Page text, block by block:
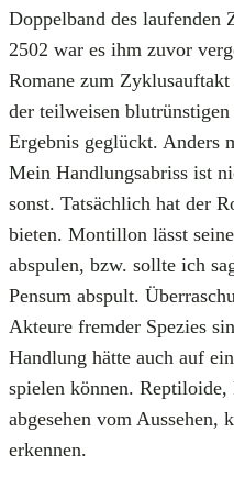
Doppelband des
2502 war es ihm zuvor
Romane zum
der teilweisen
Ergebnis geglückt. Anders
Mein Handlungsabriss ist
sonst. Tatsächlich hat der
bieten. Montillon lässt
abspulen, bzw. sollte ich
Pensum abspult.
Akteure fremder Spezies
Handlung hätte auch auf
spielen können.
abgesehen vom Aussehen,
erkennen.